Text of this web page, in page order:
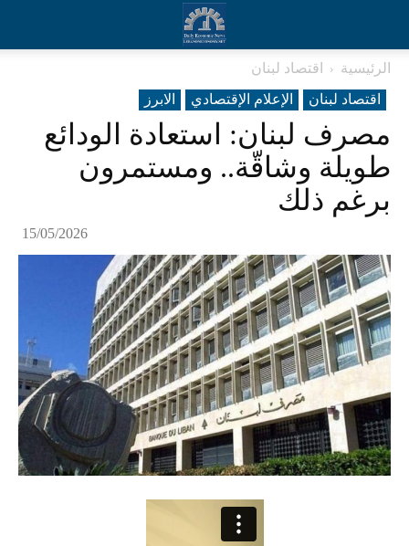
الرئيسية
اقتصاد لبنان
اقتصاد لبنان
الإعلام الإقتصادي الابرز
مصرف لبنان: استعادة الودائع
طويلة وشاقّة.. ومستمرون
برغم ذلك
15/05/2026